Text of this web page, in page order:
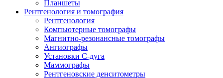
Планшеты
Рентгенология и томография
Рентгенология
Компьютерные томографы
Магнитно-резонансные томографы
Ангиографы
Установки С-дуга
Маммографы
Рентгеновские денситометры